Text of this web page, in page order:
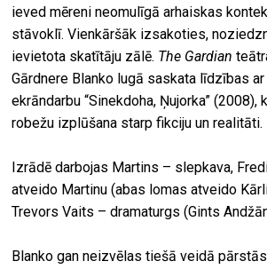
ieved mēreni neomulīgā arhaiskas
stāvoklī. Vienkāršāk izsakoties,
ievietota skatītāju zālē. The Gardian
Gārdnere Blanko lugā saskata līdzības
ekrāndarbu “Sinekdoha, Ņujorka” (2008),
robežu izplūšana starp fikciju un realitāti.
Izrādē darbojas Martins – slepkava,
atveido Martinu (abas lomas atveido
Trevors Vaits – dramaturgs (Gints
Blanko gan neizvēlas tiešā veidā